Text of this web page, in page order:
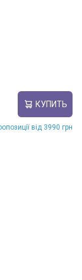
КУПИТЬ
від 3990 грн